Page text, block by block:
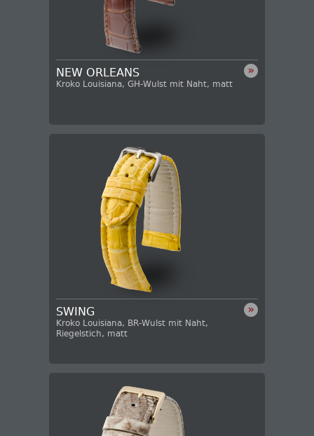
NEW ORLEANS
Kroko Louisiana, GH-Wulst mit Naht, matt
SWING
Kroko Louisiana, BR-Wulst mit Naht,
Riegelstich, matt